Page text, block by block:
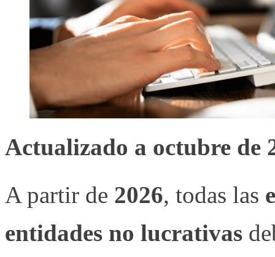
Actualizado a octubre de
A partir de 2026, todas las
entidades no lucrativas